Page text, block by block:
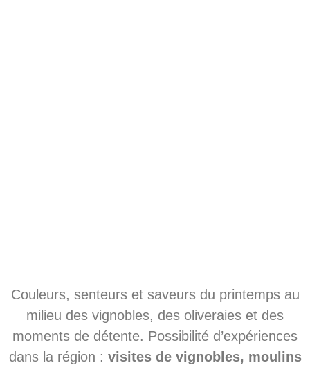
Couleurs, senteurs et saveurs du printemps au
milieu des vignobles, des oliveraies et des
moments de détente. Possibilité d’expériences
dans la région : visites de vignobles, moulins